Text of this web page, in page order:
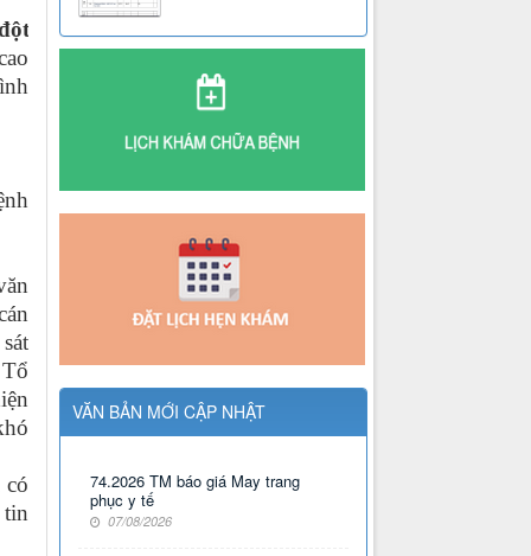
có
VĂN BẢN MỚI CẬP NHẬT
74.2026 TM báo giá May trang
phục y tế
07/08/2026